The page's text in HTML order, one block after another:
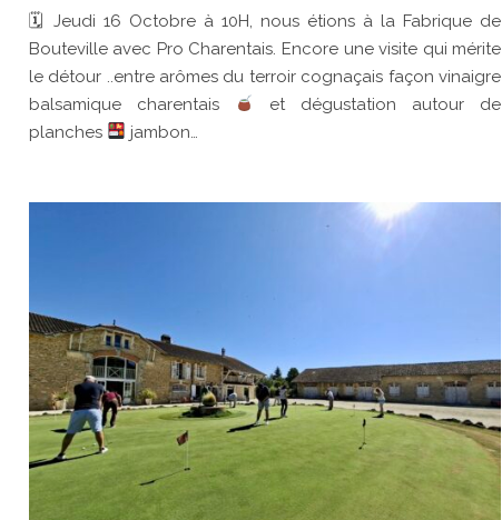
🗓 Jeudi 16 Octobre à 10H, nous étions à la Fabrique de
Bouteville avec Pro Charentais. Encore une visite qui mérite
le détour ..entre arômes du terroir cognaçais façon vinaigre
balsamique charentais
et dégustation autour de
planches
jambon…